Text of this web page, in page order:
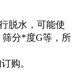
脱水，可能使
分*度G等，所
购。